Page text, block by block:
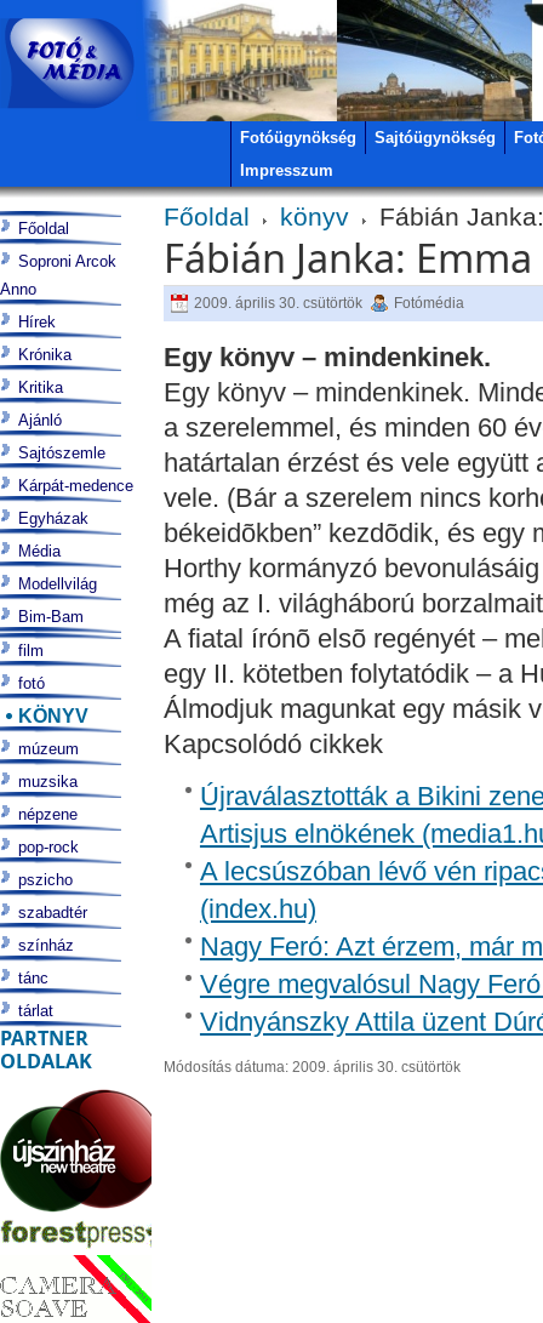
Fotóügynökség Sajtóügynökség
Impresszum
Főoldal könyv Fábián
Fábián Janka:
2009. április 30. csütörtök Fotómédia
Egy könyv – mindenkinek.
Egy könyv – mindenkinek.
a szerelemmel, és minden 60
határtalan érzést és vele együtt
vele. (Bár a szerelem nincs
békeidõkben” kezdõdik, és
Horthy kormányzó
még az I. világháború
A fiatal írónõ elsõ regényét –
egy II. kötetben folytatódik – a
Álmodjuk magunkat egy másik
Kapcsolódó cikkek
Újraválasztották a Bikini
Artisjus elnökének
A lecsúszóban lévő vén
(index.hu)
Nagy Feró: Azt érzem, már
Végre megvalósul Nagy
Vidnyánszky Attila üzent
Módosítás dátuma: 2009. április 30. csütörtök
Főoldal
Soproni Arcok
Anno
Hírek
Krónika
Kritika
Ajánló
Sajtószemle
Kárpát-medence
Egyházak
Média
Modellvilág
Bim-Bam
film
fotó
KÖNYV
múzeum
muzsika
népzene
pop-rock
pszicho
szabadtér
színház
tánc
tárlat
PARTNER
OLDALAK